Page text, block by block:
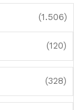
(1.506)
(120)
(328)